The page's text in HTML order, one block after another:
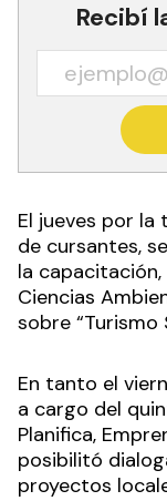
Recibí
El jueves por
de cursantes,
la
Ciencias
sobre “Turismo
En tanto el
a cargo del
Planifica,
posibilitó
proyectos